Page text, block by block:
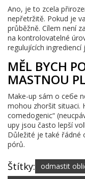
Ano, je to zcela
nepřetržitě. Pokud je
průběžně. Cílem není
na kontrolovatelné
regulujících ingrediencí
MĚL BYCH
MASTNOU
Make-up sám o себе
mohou zhoršit situaci.
comedogenic“
upy jsou často lepší
Důležité je také řádné
pórů.
Štítky: odmastit